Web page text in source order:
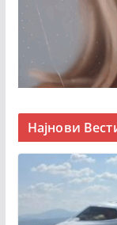
Најнови